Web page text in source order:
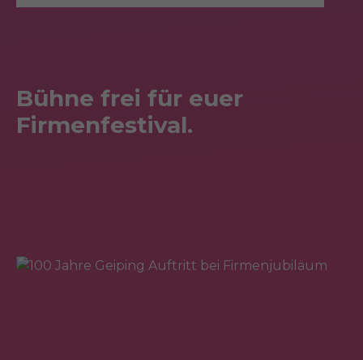
Bühne frei für euer
Firmenfestival.